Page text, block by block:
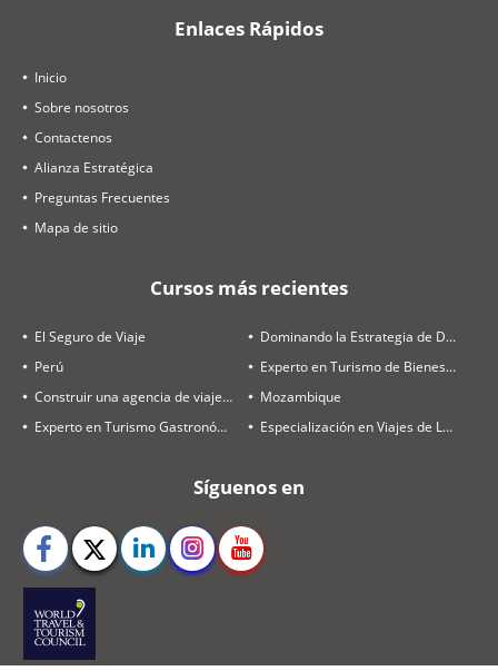
Enlaces Rápidos
Inicio
Sobre nosotros
Contactenos
Alianza Estratégica
Preguntas Frecuentes
Mapa de sitio
Cursos más recientes
El Seguro de Viaje
Perú
Construir una agencia de viajes rentable en 2026
Experto en Turismo Gastronómico
Dominando la Estrategia de Destinos y Ventas
Experto en Turismo de Bienestar
Mozambique
Especialización en Viajes de Luna de Miel
Síguenos en